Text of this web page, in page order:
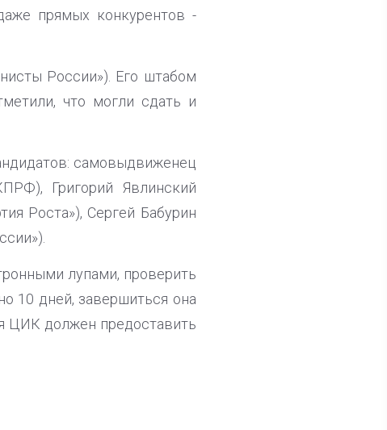
прямых конкурентов -
России»). Его штабом
что могли сдать и
самовыдвиженец
Григорий Явлинский
Роста»), Сергей Бабурин
лупами, проверить
10 дней, завершиться она
ЦИК должен предоставить